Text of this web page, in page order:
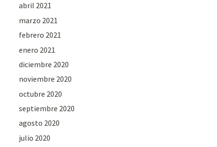
abril 2021
marzo 2021
febrero 2021
enero 2021
diciembre 2020
noviembre 2020
octubre 2020
septiembre 2020
agosto 2020
julio 2020